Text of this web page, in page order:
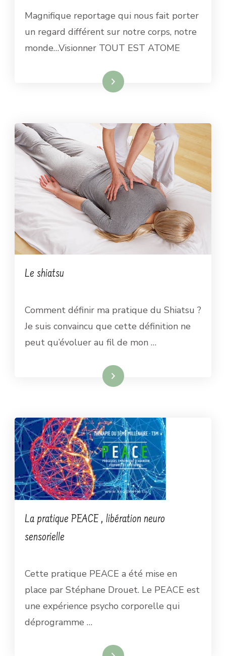
Magnifique reportage qui nous fait porter
un regard différent sur notre corps, notre
monde…Visionner TOUT EST ATOME
Lire la suite
Le shiatsu
Comment définir ma pratique du Shiatsu ?
Je suis convaincu que cette définition ne
peut qu’évoluer au fil de mon …
Lire la suite
La pratique PEACE , libération neuro
sensorielle
Cette pratique PEACE a été mise en
place par Stéphane Drouet. Le PEACE est
une expérience psycho corporelle qui
déprogramme …